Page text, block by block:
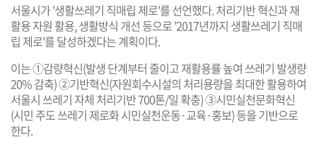
서울시가 '생활쓰레기 직매립 제로'를 선언했다. 처리기반 혁신과 재
활용 자원 활용, 생활방식 개선 등으로 '2017년까지 생활쓰레기 직매
립 제로'를 달성하겠다는 계획이다.
이는 ①감량혁신(발생 단계부터 줄이고 재활용률 높여 쓰레기 발생량
20% 감축) ②기반혁신(자원회수시설의 처리용량을 최대한 활용하여
서울시 쓰레기 자체 처리기반 700톤/일 확충) ③시민실천문화혁신
(시민 주도 쓰레기 제로화 시민실천운동·교육·홍보) 등을 기반으로
한다.